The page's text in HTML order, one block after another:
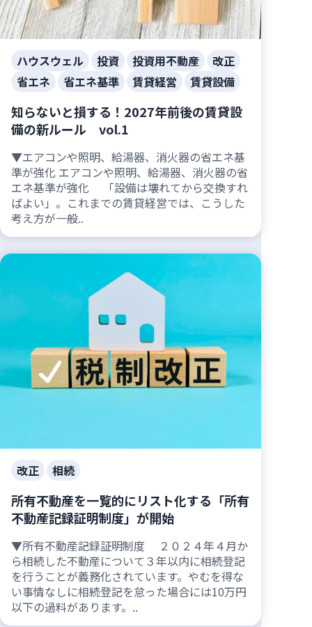
ハウスウェル 投資 投資用不動産
改正
省エネ
省エネ基準 賃貸経営 賃貸設備
知らないと損する！2027年前後の賃貸設
備の新ルール vol.1
▼エアコンや照明、給湯器、消火器の省エネ基
準が強化 エアコンや照明、給湯器、消火器の省
エネ基準が強化 「設備は壊れてから交換すれ
ばよい」。これまでの賃貸経営では、こうした
考え方が一般..
改正 相続
所有不動産を一覧的にリスト化する「所有
不動産記録証明制度」が開始
▼所有不動産記録証明制度 ２０２４年４月か
ら相続した不動産について３年以内に相続登記
を行うことが義務化されています。やむを得な
い事情なしに相続登記を怠った場合には10万円
以下の過料があります。..